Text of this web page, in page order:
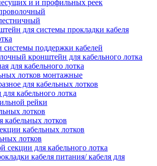
и и профильных реек
для системы прокладки кабеля
поддержки кабелей
кронштейн для кабельного лотка
для кабельного лотка
лотков монтажные
для кабельных лотков
кабельного лотка
рейки
лотков
кабельных лотков
кабельных лотков
лотков
секции для кабельного лотка
кабеля питания/ кабеля для